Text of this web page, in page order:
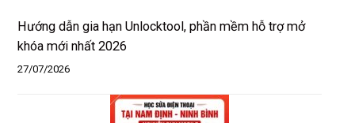
Hướng dẫn gia hạn Unlocktool, phần mềm hỗ trợ mở
khóa mới nhất 2026
27/07/2026